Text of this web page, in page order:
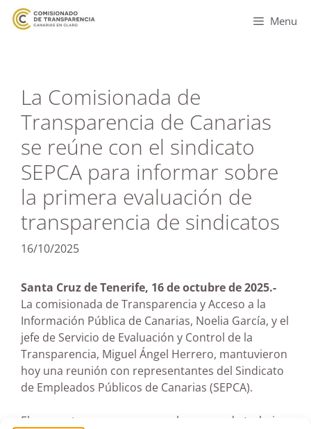
Menu
La Comisionada de
Transparencia de Canarias
se reúne con el sindicato
SEPCA para informar sobre
la primera evaluación de
transparencia de sindicatos
16/10/2025
Santa Cruz de Tenerife, 16 de octubre de 2025.-
La comisionada de Transparencia y Acceso a la
Información Pública de Canarias, Noelia García, y el
jefe de Servicio de Evaluación y Control de la
Transparencia, Miguel Ángel Herrero, mantuvieron
hoy una reunión con representantes del Sindicato
de Empleados Públicos de Canarias (SEPCA).
El encuentro se enmarca en el proceso de trabajo